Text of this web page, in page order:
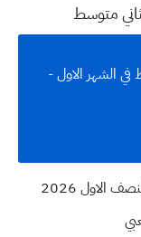
متوسط
في الشهر الاول -
نموذج اسئلة مادة التربية الاخلاقية / شهر اول النصف الاول 2026